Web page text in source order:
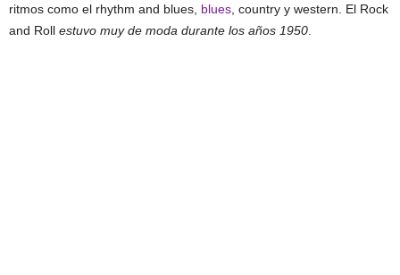
ritmos como el rhythm and blues, blues , country y western. El Rock
and Roll estuvo muy de moda durante los años 1950